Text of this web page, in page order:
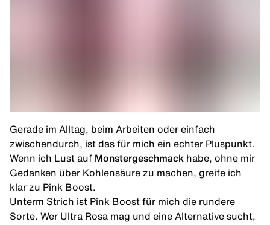
Gerade im Alltag, beim Arbeiten oder einfach
zwischendurch, ist das für mich ein echter Pluspunkt.
Wenn ich Lust auf Monstergeschmack habe, ohne mir
Gedanken über Kohlensäure zu machen, greife ich
klar zu Pink Boost.
Unterm Strich ist Pink Boost für mich die rundere
Sorte. Wer Ultra Rosa mag und eine Alternative sucht,